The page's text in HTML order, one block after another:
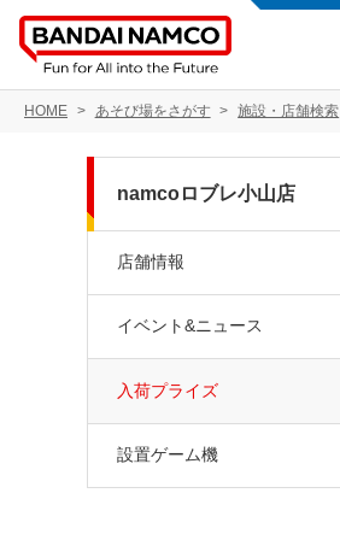
HOME あそび場をさがす 施設・店舗検索
namcoロブレ小山店
店舗情報
イベント&ニュース
入荷プライズ
設置ゲーム機